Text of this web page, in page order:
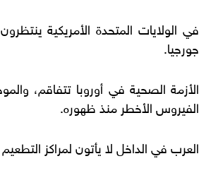
في الولايات المتحدة الأمريكية
جورجيا.
الأزمة الصحية في أوروبا تتفاقم،
الفيروس الأخطر منذ ظهوره.
العرب في الداخل لا يأتون لمراكز